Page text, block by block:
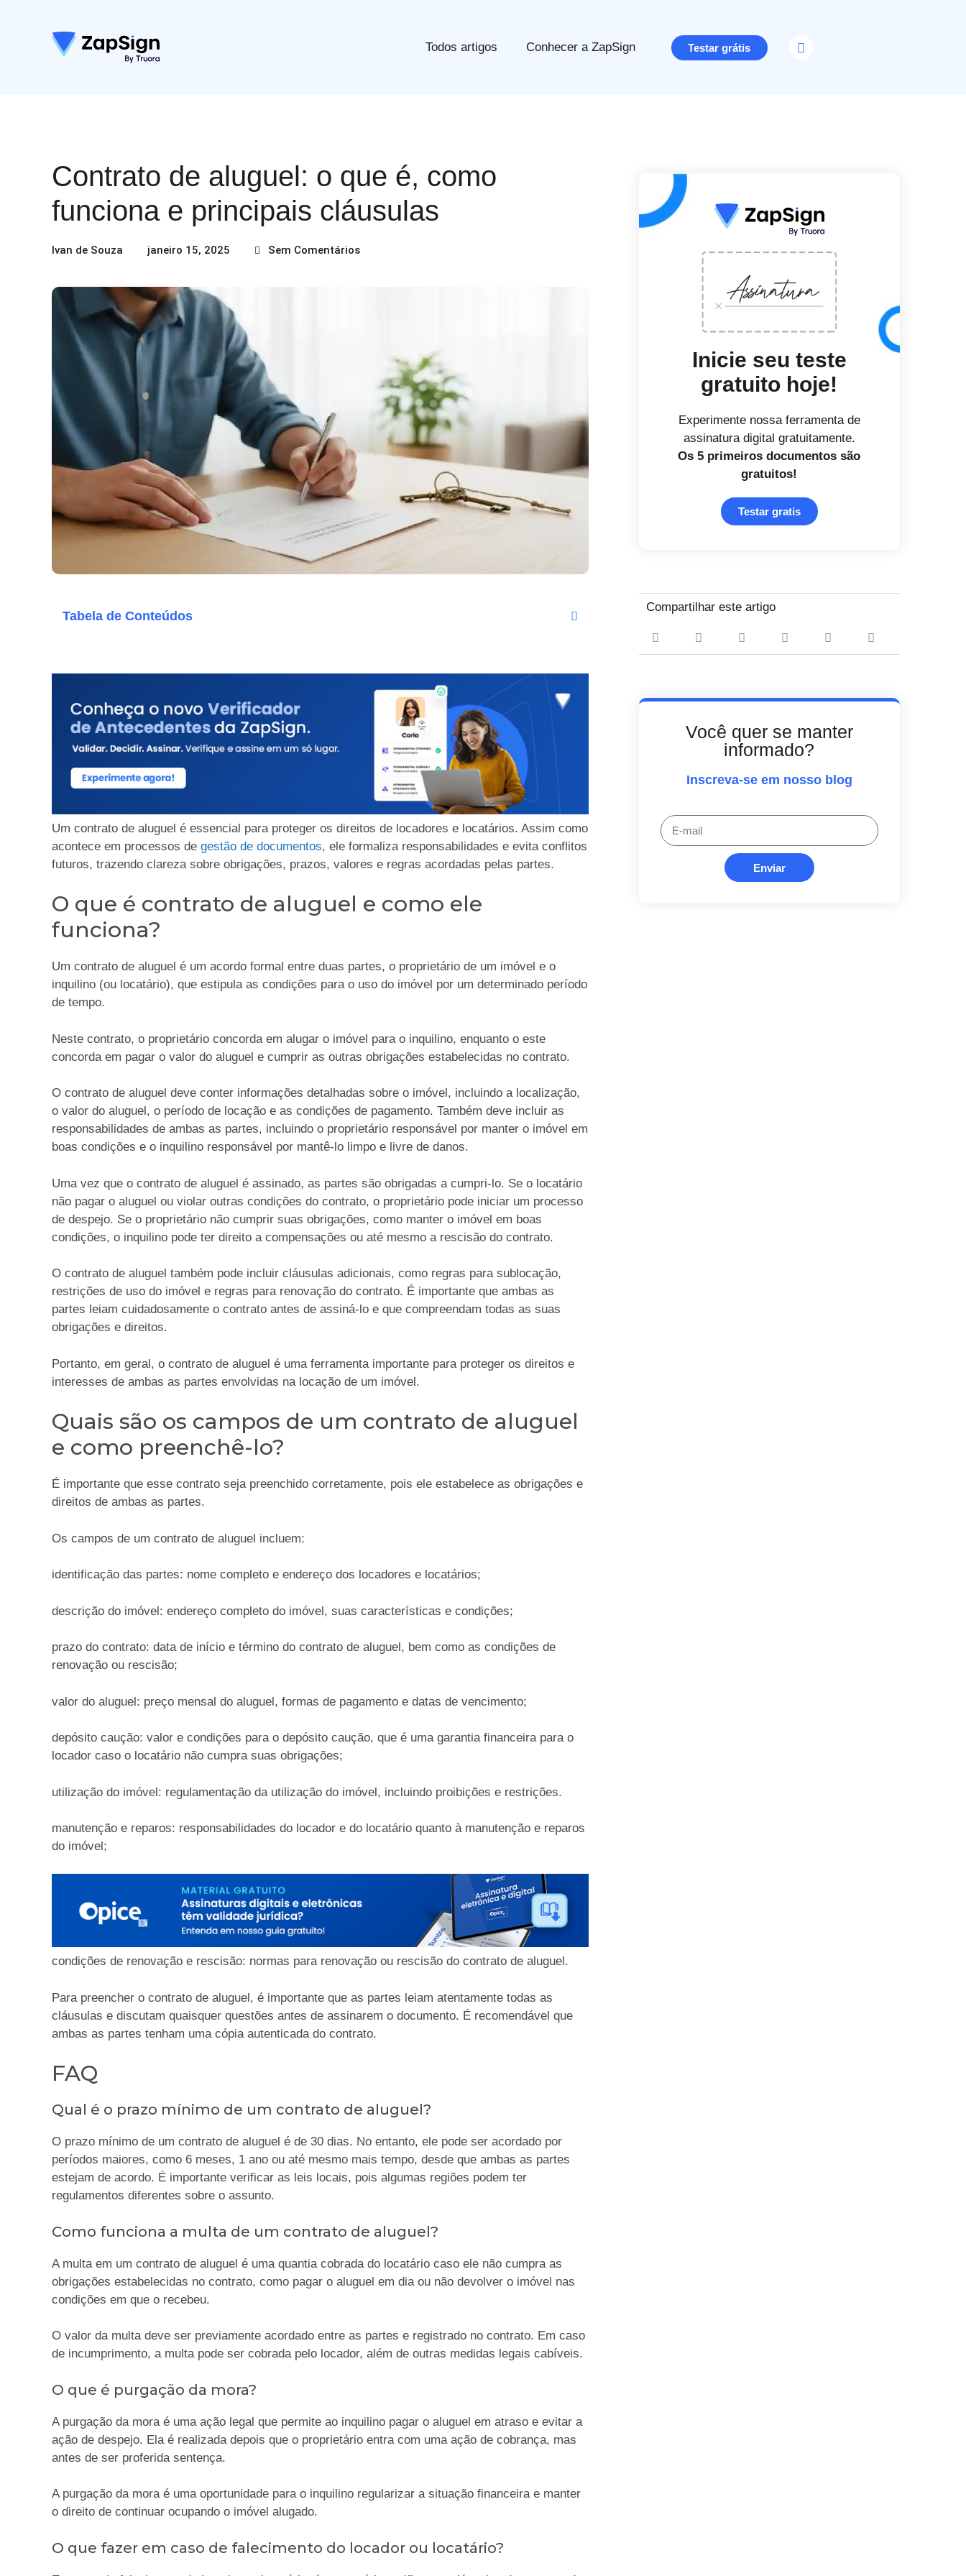
Todos artigos Conhecer a ZapSign Testar grátis
Contrato de aluguel: o que é, como
funciona e principais cláusulas
Ivan de Souza janeiro 15, 2025 Sem Comentários
Tabela de Conteúdos
Um contrato de aluguel é essencial para proteger os direitos de locadores e locatários. Assim como
acontece em processos de gestão de documentos, ele formaliza responsabilidades e evita conflitos
futuros, trazendo clareza sobre obrigações, prazos, valores e regras acordadas pelas partes.
O que é contrato de aluguel e como ele
funciona?
Um contrato de aluguel é um acordo formal entre duas partes, o proprietário de um imóvel e o
inquilino (ou locatário), que estipula as condições para o uso do imóvel por um determinado período
de tempo.
Neste contrato, o proprietário concorda em alugar o imóvel para o inquilino, enquanto o este
concorda em pagar o valor do aluguel e cumprir as outras obrigações estabelecidas no contrato.
O contrato de aluguel deve conter informações detalhadas sobre o imóvel, incluindo a localização,
o valor do aluguel, o período de locação e as condições de pagamento. Também deve incluir as
responsabilidades de ambas as partes, incluindo o proprietário responsável por manter o imóvel em
boas condições e o inquilino responsável por mantê-lo limpo e livre de danos.
Uma vez que o contrato de aluguel é assinado, as partes são obrigadas a cumpri-lo. Se o locatário
não pagar o aluguel ou violar outras condições do contrato, o proprietário pode iniciar um processo
de despejo. Se o proprietário não cumprir suas obrigações, como manter o imóvel em boas
condições, o inquilino pode ter direito a compensações ou até mesmo a rescisão do contrato.
O contrato de aluguel também pode incluir cláusulas adicionais, como regras para sublocação,
restrições de uso do imóvel e regras para renovação do contrato. É importante que ambas as
partes leiam cuidadosamente o contrato antes de assiná-lo e que compreendam todas as suas
obrigações e direitos.
Portanto, em geral, o contrato de aluguel é uma ferramenta importante para proteger os direitos e
interesses de ambas as partes envolvidas na locação de um imóvel.
Quais são os campos de um contrato de aluguel
e como preenchê-lo?
É importante que esse contrato seja preenchido corretamente, pois ele estabelece as obrigações e
direitos de ambas as partes.
Os campos de um contrato de aluguel incluem:
identificação das partes: nome completo e endereço dos locadores e locatários;
descrição do imóvel: endereço completo do imóvel, suas características e condições;
prazo do contrato: data de início e término do contrato de aluguel, bem como as condições de
renovação ou rescisão;
valor do aluguel: preço mensal do aluguel, formas de pagamento e datas de vencimento;
depósito caução: valor e condições para o depósito caução, que é uma garantia financeira para o
locador caso o locatário não cumpra suas obrigações;
utilização do imóvel: regulamentação da utilização do imóvel, incluindo proibições e restrições.
manutenção e reparos: responsabilidades do locador e do locatário quanto à manutenção e reparos
do imóvel;
condições de renovação e rescisão: normas para renovação ou rescisão do contrato de aluguel.
Para preencher o contrato de aluguel, é importante que as partes leiam atentamente todas as
cláusulas e discutam quaisquer questões antes de assinarem o documento. É recomendável que
ambas as partes tenham uma cópia autenticada do contrato.
FAQ
Qual é o prazo mínimo de um contrato de aluguel?
O prazo mínimo de um contrato de aluguel é de 30 dias. No entanto, ele pode ser acordado por
períodos maiores, como 6 meses, 1 ano ou até mesmo mais tempo, desde que ambas as partes
estejam de acordo. É importante verificar as leis locais, pois algumas regiões podem ter
regulamentos diferentes sobre o assunto.
Como funciona a multa de um contrato de aluguel?
A multa em um contrato de aluguel é uma quantia cobrada do locatário caso ele não cumpra as
obrigações estabelecidas no contrato, como pagar o aluguel em dia ou não devolver o imóvel nas
condições em que o recebeu.
O valor da multa deve ser previamente acordado entre as partes e registrado no contrato. Em caso
de incumprimento, a multa pode ser cobrada pelo locador, além de outras medidas legais cabíveis.
O que é purgação da mora?
A purgação da mora é uma ação legal que permite ao inquilino pagar o aluguel em atraso e evitar a
ação de despejo. Ela é realizada depois que o proprietário entra com uma ação de cobrança, mas
antes de ser proferida sentença.
A purgação da mora é uma oportunidade para o inquilino regularizar a situação financeira e manter
o direito de continuar ocupando o imóvel alugado.
O que fazer em caso de falecimento do locador ou locatário?
Inicie seu teste
gratuito hoje!
Experimente nossa ferramenta de
assinatura digital gratuitamente.
Os 5 primeiros documentos são
gratuitos!
Testar gratis
Compartilhar este artigo
Você quer se manter
informado?
Inscreva-se em nosso blog
Enviar